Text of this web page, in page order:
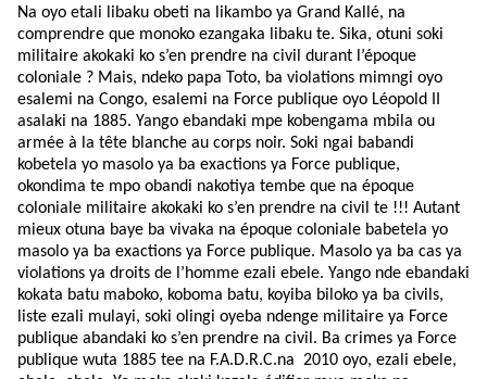
Na oyo etali libaku obeti na likambo ya Grand Kallé, na
comprendre que monoko ezangaka libaku te. Sika, otuni soki
militaire akokaki ko s’en prendre na civil durant l’époque
coloniale ? Mais, ndeko papa Toto, ba violations mimngi oyo
esalemi na Congo, esalemi na Force publique oyo Léopold II
asalaki na 1885. Yango ebandaki mpe kobengama mbila ou
armée à la tête blanche au corps noir. Soki ngai babandi
kobetela yo masolo ya ba exactions ya Force publique,
okondima te mpo obandi nakotiya tembe que na époque
coloniale militaire akokaki ko s’en prendre na civil te !!! Autant
mieux otuna baye ba vivaka na époque coloniale babetela yo
masolo ya ba exactions ya Force publique. Masolo ya ba cas ya
violations ya droits de l’homme ezali ebele. Yango nde ebandaki
kokata batu maboko, koboma batu, koyiba biloko ya ba civils,
liste ezali mulayi, soki olingi oyeba ndenge militaire ya Force
publique abandaki ko s’en prendre na civil. Ba crimes ya Force
publique wuta 1885 tee na F.A.D.R.C.na 2010 oyo, ezali ebele,